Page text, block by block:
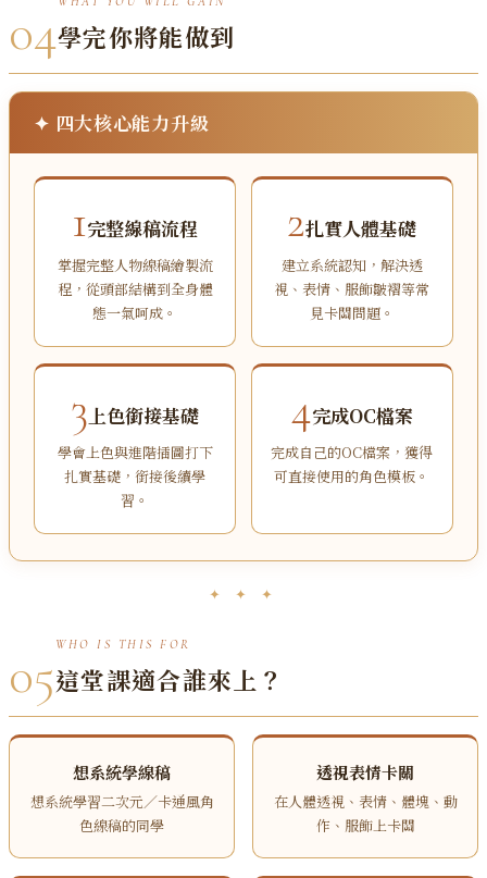
04學完你將能做到
✦ 四大核心能力升級
1完整線稿流程
掌握完整人物線稿繪製流
程，從頭部結構到全身體
態一氣呵成。
2扎實人體基礎
建立系統認知，解決透
視、表情、服飾皺褶等常
見卡關問題。
3 上色銜接基礎
學會上色與進階插圖打下
扎實基礎，銜接後續學
習。
4完成OC檔案
完成自己的OC檔案，獲得
可直接使用的角色模板。
✦ ✦ ✦
05
WHO IS THIS FOR
這堂課適合誰來上？
想系統學線稿
想系統學習二次元／卡通風角
色線稿的同學
透視表情卡關
在人體透視、表情、體塊、動
作、服飾上卡關